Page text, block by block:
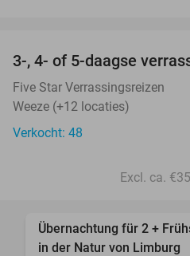
3-, 4- of 5-daagse
Five Star Verrassingsreizen
Weeze (+12 locaties)
Verkocht: 48
Excl. ca.
Übernachtung für 2 +
in der Natur von Limburg